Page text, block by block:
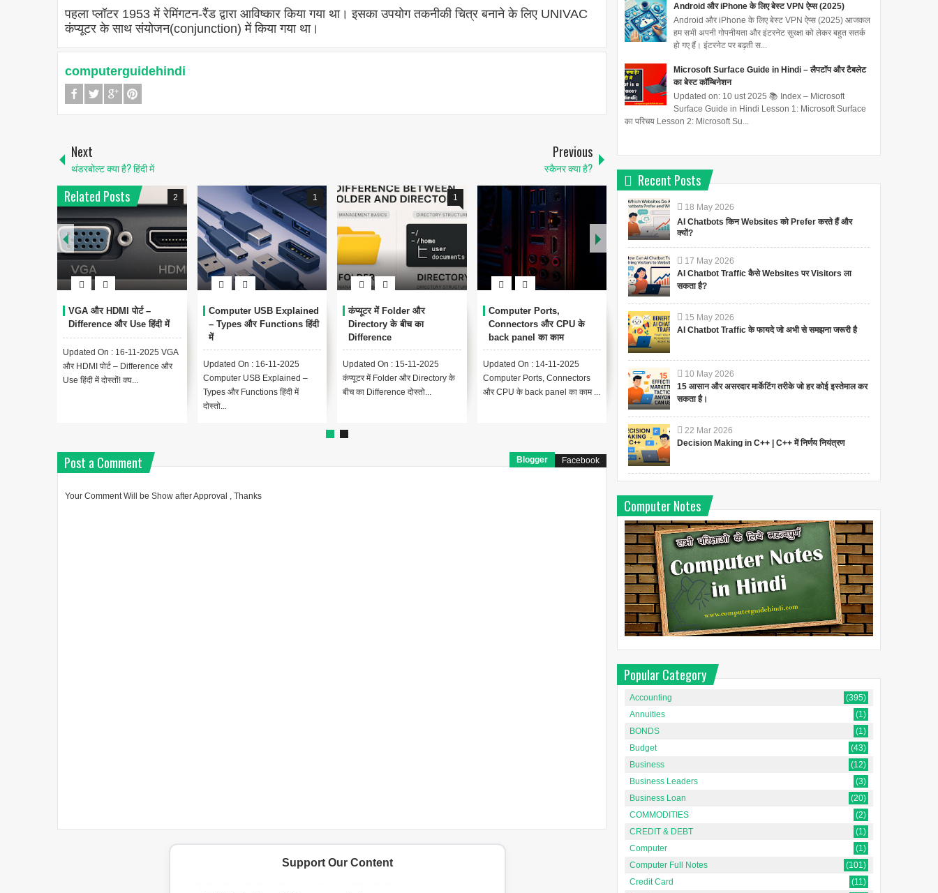
पहला प्लॉटर 1953 में रेमिंगटन-रैंड द्वारा आविष्कार किया गया था। इसका उपयोग तकनीकी चित्र बनाने के लिए UNIVAC
कंप्यूटर के साथ संयोजन(conjunction) में किया गया था।
computerguidehindi
Next
थंडरबोल्ट क्या है? हिंदी में
Previous
स्कैनर क्या है?
Related Posts 2
VGA और HDMI पोर्ट –
Difference और Use हिंदी में
Updated On : 16-11-2025 VGA
और HDMI पोर्ट – Difference और
Use हिंदी में दोस्तों! क्य...
1
Computer USB Explained
– Types और Functions हिंदी
में
Updated On : 16-11-2025
Computer USB Explained –
Types और Functions हिंदी में
दोस्तो...
1
कंप्यूटर में Folder और
Directory के बीच का
Difference
Updated On : 15-11-2025
कंप्यूटर में Folder और Directory के
बीच का Difference दोस्तो...
Computer Ports,
Connectors और CPU के
back panel का काम
Updated On : 14-11-2025
Computer Ports, Connectors
और CPU के back panel का काम ...
Computer Expert बनने के
आसान और practical steps
Updated On : 14-11-2025
Computer Expert बनने के आसान
और practical steps दोस्तों! अगर...
Features – हिंदी Tech Guide
Features – हिंदी Tech Guide
Post a Comment Blogger Facebook
Your Comment Will be Show after Approval , Thanks
Support Our Content
Android और iPhone के लिए बेस्ट VPN ऐप्स (2025)
Android और iPhone के लिए बेस्ट VPN ऐप्स (2025) आजकल
हम सभी अपनी गोपनीयता और इंटरनेट सुरक्षा को लेकर बहुत सतर्क
हो गए हैं। इंटरनेट पर बढ़ती स...
Microsoft Surface Guide in Hindi – लैपटॉप और टैबलेट
का बेस्ट कॉम्बिनेशन
Updated on: 10 ust 2025 📚 Index – Microsoft
Surface Guide in Hindi Lesson 1: Microsoft Surface
का परिचय Lesson 2: Microsoft Su...
Recent Posts
18 May 2026
AI Chatbots किन Websites को Prefer करते हैं और
क्यों?
17 May 2026
AI Chatbot Traffic कैसे Websites पर Visitors ला
सकता है?
15 May 2026
AI Chatbot Traffic के फायदे जो अभी से समझना जरूरी है
10 May 2026
15 आसान और असरदार मार्केटिंग तरीके जो हर कोई इस्तेमाल कर
सकता है।
22 Mar 2026
Decision Making in C++ | C++ में निर्णय नियंत्रण
Computer Notes
Popular Category
Accounting
(395)
Annuities
(1)
BONDS
(1)
Budget
(43)
Business
(12)
Business Leaders
(3)
Business Loan
(20)
COMMODITIES
(2)
CREDIT & DEBT
(1)
Computer
(1)
Computer Full Notes
(101)
Credit Card
(11)